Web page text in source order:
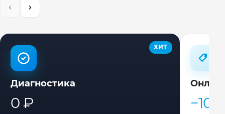
ХИТ
Диагностика
0 ₽ −10%